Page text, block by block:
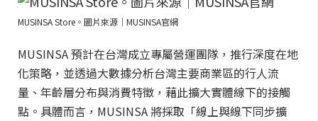
MUSINSA Store。圖片來源｜MUSINSA官網
MUSINSA 預計在台灣成立專屬營運團隊，推行深度在地
化策略，並透過大數據分析台灣主要商業區的行人流
量、年齡層分布與消費特徵，藉此擴大實體線下的接觸
點。具體而言，MUSINSA 將採取「線上與線下同步擴